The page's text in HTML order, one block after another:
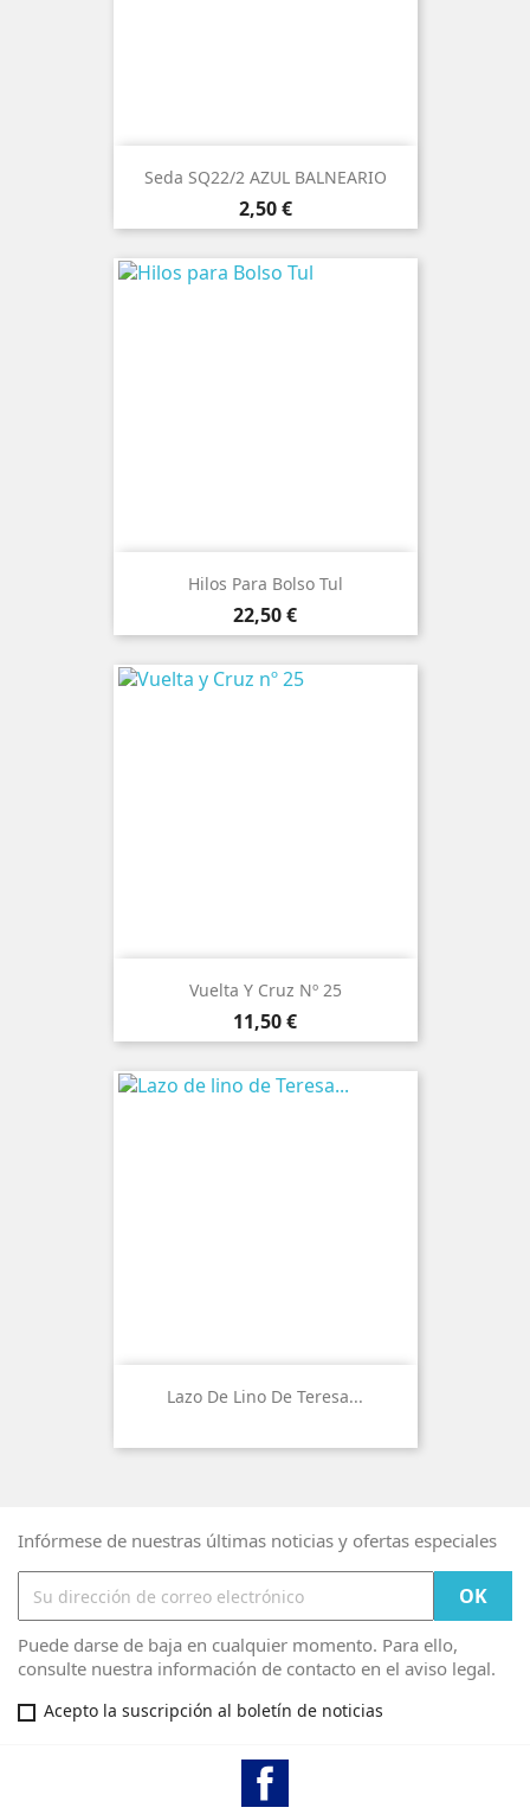
Seda SQ22/2 AZUL BALNEARIO
Precio
2,50 €
Hilos Para Bolso Tul
Precio
22,50 €
Vuelta Y Cruz Nº 25
Precio
11,50 €
Lazo De Lino De Teresa...
Infórmese de nuestras últimas noticias y ofertas especiales
Puede darse de baja en cualquier momento. Para ello,
consulte nuestra información de contacto en el aviso legal.
Acepto la suscripción al boletín de noticias